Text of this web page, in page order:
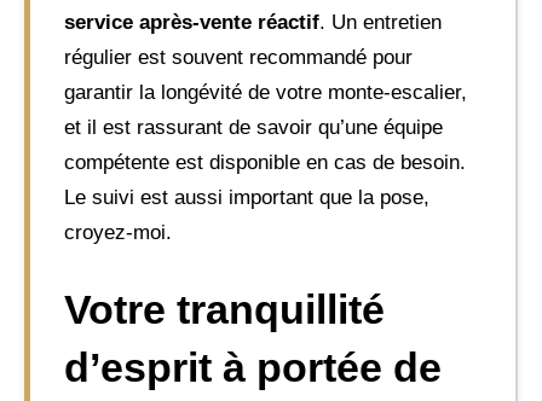
service après-vente réactif. Un entretien
régulier est souvent recommandé pour
garantir la longévité de votre monte-escalier,
et il est rassurant de savoir qu’une équipe
compétente est disponible en cas de besoin.
Le suivi est aussi important que la pose,
croyez-moi.
Votre tranquillité
d’esprit à portée de